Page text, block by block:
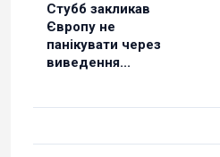
Стубб закликав
Європу не
панікувати через
виведення...